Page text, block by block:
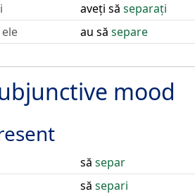
aveți să separați
ele
au să separe
mood
să separ
să separi